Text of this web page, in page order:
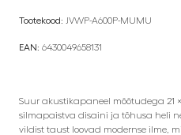
Tootekood: JVWP-A600P-MUMU
EAN: 6430049658131
Suur akustikapaneel mõõtudega 21
silmapaistva disaini ja tõhusa heli
vildist taust loovad modernse ilme,